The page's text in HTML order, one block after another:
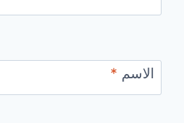
الاسم *